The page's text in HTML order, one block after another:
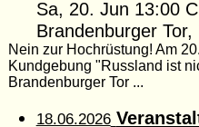
Sa, 20. Jun 13:00
Brandenburger
Nein zur Hochrüstung! Am
Kundgebung "Russland ist
Brandenburger Tor ...
18.06.2026